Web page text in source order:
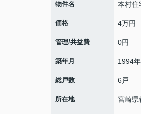
物件名 本村住
価格 4万円
管理/共益費 0円
築年月 1994
総戸数 6戸
所在地 宮崎県